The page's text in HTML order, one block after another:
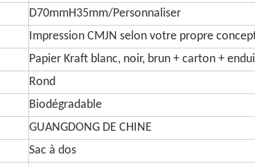
D70mmH35mm/Personnaliser
Impression CMJN selon votre propre
Papier Kraft blanc, noir, brun + carton +
Rond
Biodégradable
GUANGDONG DE CHINE
Sac à dos